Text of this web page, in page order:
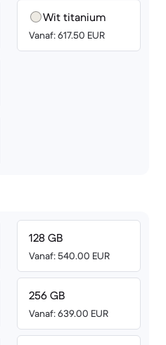
Wit titanium
Vanaf: 617.50 EUR
128 GB
Vanaf: 540.00 EUR
256 GB
Vanaf: 639.00 EUR